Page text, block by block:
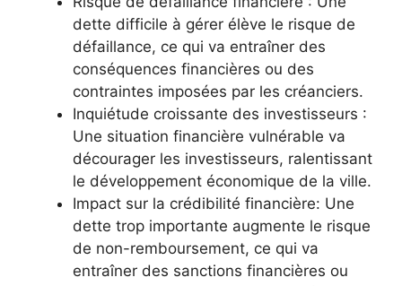
dette difficile à gérer élève le risque de
défaillance, ce qui va entraîner des
conséquences financières ou des
contraintes imposées par les créanciers.
Inquiétude croissante des investisseurs :
Une situation financière vulnérable va
décourager les investisseurs, ralentissant
le développement économique de la ville.
Impact sur la crédibilité financière: Une
dette trop importante augmente le risque
de non-remboursement, ce qui va
entraîner des sanctions financières ou